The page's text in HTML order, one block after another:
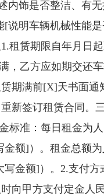
内饰是否整洁、有
说明车辆机械性能是
租赁期限自年月日
，乙方应如期交还
期满前[X]天书面通
新签订租赁合同。
标准：每日租金为
金额]）。租金总额
写金额]）。2.支付方
向甲方支付定金人